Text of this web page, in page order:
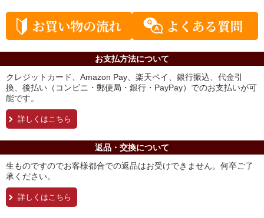
お支払方法について
クレジットカード、Amazon Pay、楽天ペイ、銀行振込、代金引
換、後払い（コンビニ・郵便局・銀行・PayPay）でのお支払いが可
能です。
詳しくはこちら
返品・交換について
生ものですのでお客様都合での返品はお受けできません。何卒ご了
承ください。
詳しくはこちら